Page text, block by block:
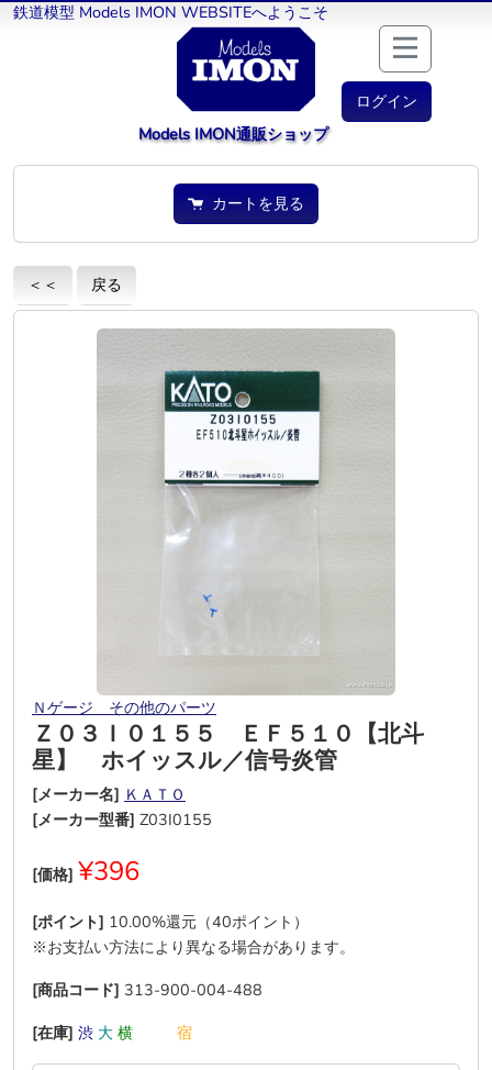
鉄道模型 Models IMON WEBSITEへようこそ
ログイン
Models IMON通販ショップ
カートを見る
＜＜ 戻る
Ｎゲージ その他のパーツ
Ｚ０３Ｉ０１５５ ＥＦ５１０【北斗
星】 ホイッスル／信号炎管
[メーカー名] ＫＡＴＯ
[メーカー型番] Z03I0155
[価格] ¥396
[ポイント] 10.00%還元（40ポイント）
※お支払い方法により異なる場合があります。
[商品コード] 313-900-004-488
[在庫] 渋 大 横 宿